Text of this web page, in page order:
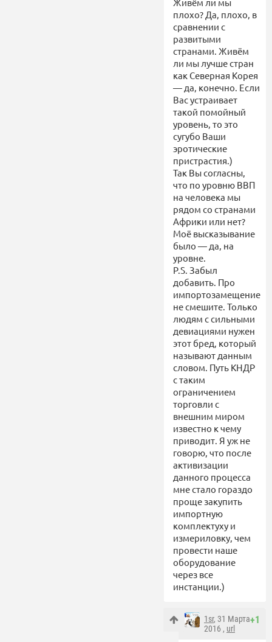
плохо? Да, плохо, в
сравнении с
развитыми
странами. Живём
ли мы лучше стран
как Северная Корея
— да, конечно. Если
Вас устраивает
такой помойный
уровень, то это
сугубо Ваши
эротические
пристрастия.)
Так Вы согласны,
что по уровню ВВП
на человека мы
рядом со странами
Африки или нет?
Моё высказывание
было — да, на
уровне.
P.S. Забыл
добавить. Про
импортозамещение
не смешите. Только
людям с сильными
девиациями нужен
этот бред, который
называют данным
словом. Путь КНДР
с таким
ограничением
торговли с
внешним миром
известно к чему
приводит. Я уж не
говорю, что после
активизации
данного процесса
мне стало гораздо
проще закупить
импортную
комплектуху и
измериловку, чем
провести наше
оборудование
через все
инстанции.)
+1
1sr, 31 Марта
2016 , url